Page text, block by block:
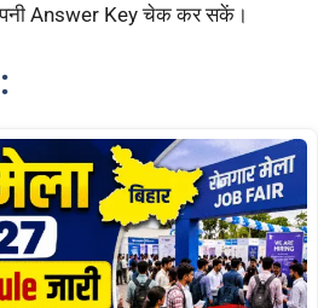
Answer Key चेक कर सकें।